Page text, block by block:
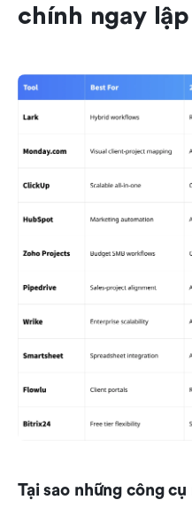
chính ngay
Tại sao những công